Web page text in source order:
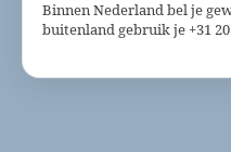
Binnen Nederland bel je
buitenland gebruik je +31 20